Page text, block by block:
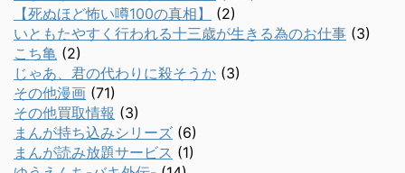
【死ぬほど怖い噂100の真相】
(2)
いともたやすく行われる十三歳が生きる為のお仕事 (3)
こち亀 (2)
じゃあ、君の代わりに殺そうか (3)
その他漫画 (71)
その他買取情報 (3)
まんが持ち込みシリーズ (6)
まんが読み放題サービス (1)